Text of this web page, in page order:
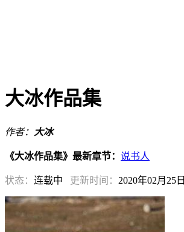
大冰作品集
作者： 大冰
《大冰作品集》最新章节： 说书人
状态： 连载中 更新时间： 2020年02月25日